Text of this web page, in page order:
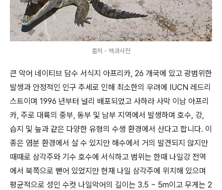
출처 - 백과사전
큰 악어 네이티브 담수 서식지 아프리카, 26 개국에 있고 광범위한
발생과 안정적인 인구 추세로 인해 최소한의 우려에 IUCN 레드리
스트이며 1996 년부터 널리 배포되었고 사하라 사막 이남 아프리
카, 주로 대륙의 중부, 동부 및 남부 지역에서 발생하며 호수, 강,
습지 및 늪과 같은 다양한 유형의 수생 환경에서 산다고 합니다. 이
종은 염분 환경에서 살 수 있지만 해수에서 거의 발견되지 않지만
때때로 삼각주와 기수 호수에 서식하고 범위는 한때 나일강 전역
에서 북쪽으로 뻗어 있었지만 현재 나일 삼각주에 위치해 있으며
평균적으로 성인 수컷 나일악어의 길이는 3.5 ~ 5m이고 무게는 2